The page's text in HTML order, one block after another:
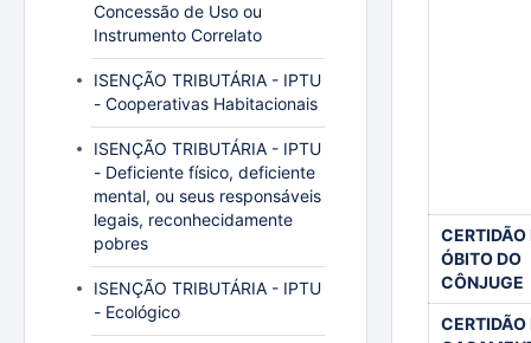
CERTIDÃO
ÓBITO DO
CÔNJUGE
CERTIDÃO
Concessão de Uso ou
Instrumento Correlato
ISENÇÃO TRIBUTÁRIA - IPTU
- Cooperativas Habitacionais
ISENÇÃO TRIBUTÁRIA - IPTU
- Deficiente físico, deficiente
mental, ou seus responsáveis
legais, reconhecidamente
pobres
ISENÇÃO TRIBUTÁRIA - IPTU
- Ecológico